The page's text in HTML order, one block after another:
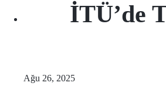
İTÜ’de
Ağu 26, 2025